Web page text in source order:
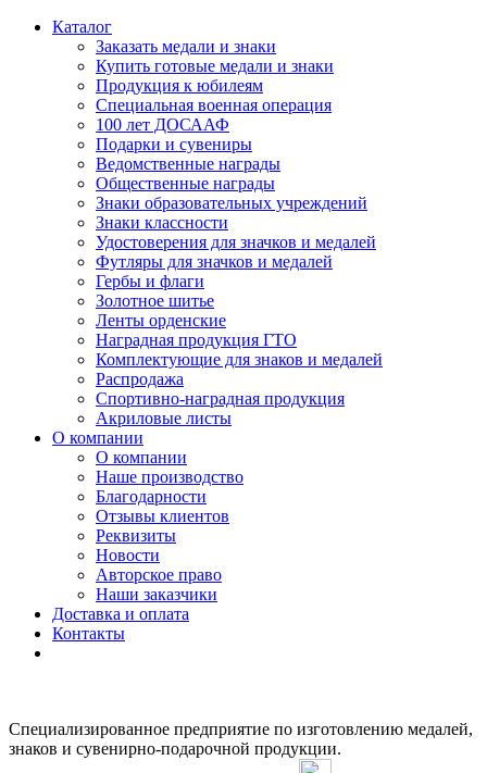
Каталог
Заказать медали и знаки
Купить готовые медали и знаки
Продукция к юбилеям
Специальная военная операция
100 лет ДОСААФ
Подарки и сувениры
Ведомственные награды
Общественные награды
Знаки образовательных учреждений
Знаки классности
Удостоверения для значков и медалей
Футляры для значков и медалей
Гербы и флаги
Золотное шитье
Ленты орденские
Наградная продукция ГТО
Комплектующие для знаков и медалей
Распродажа
Спортивно-наградная продукция
Акриловые листы
О компании
О компании
Наше производство
Благодарности
Отзывы клиентов
Реквизиты
Новости
Авторское право
Наши заказчики
Доставка и оплата
Контакты
Специализированное предприятие по изготовлению медалей,
знаков и сувенирно-подарочной продукции.